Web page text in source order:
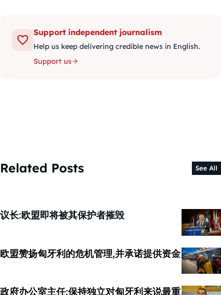
Support independent journalism
Help us keep delivering credible news in English.
Support us
Related Posts See All
议长:欧盟即将被其保护者摧毁
欧盟赞扬匈牙利的危机管理,并承诺提供资金
政府办公室主任:保持独立对匈牙利来说最重